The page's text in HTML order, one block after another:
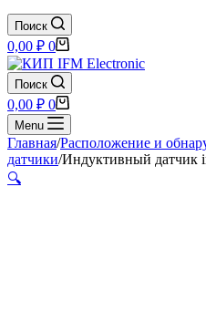
Поиск
Корзина
0,00 ₽ 0
Поиск
Корзина
0,00 ₽ 0
Menu
Главная/Расположение и
датчики/Индуктивный датчик
🔍